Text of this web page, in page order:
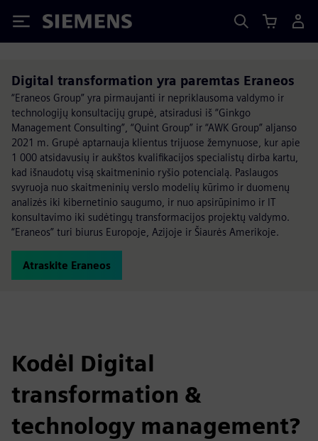
Siemens
Digital transformation yra paremtas Eraneos
“Eraneos Group” yra pirmaujanti ir nepriklausoma valdymo ir
technologijų konsultacijų grupė, atsiradusi iš “Ginkgo
Management Consulting”, “Quint Group” ir “AWK Group” aljanso
2021 m. Grupė aptarnauja klientus trijuose žemynuose, kur apie
1 000 atsidavusių ir aukštos kvalifikacijos specialistų dirba kartu,
kad išnaudotų visą skaitmeninio ryšio potencialą. Paslaugos
svyruoja nuo skaitmeninių verslo modelių kūrimo ir duomenų
analizės iki kibernetinio saugumo, ir nuo apsirūpinimo ir IT
konsultavimo iki sudėtingų transformacijos projektų valdymo.
“Eraneos” turi biurus Europoje, Azijoje ir Šiaurės Amerikoje.
Atraskite Eraneos
Kodėl Digital
transformation &
technology management?